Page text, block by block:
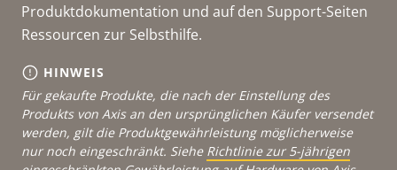
Produktdokumentation und auf den Support-Seiten
Ressourcen zur Selbsthilfe.
HINWEIS
Für gekaufte Produkte, die nach der Einstellung des
Produkts von Axis an den ursprünglichen Käufer versendet
werden, gilt die Produktgewährleistung möglicherweise
nur noch eingeschränkt. Siehe Richtlinie zur 5-jährigen